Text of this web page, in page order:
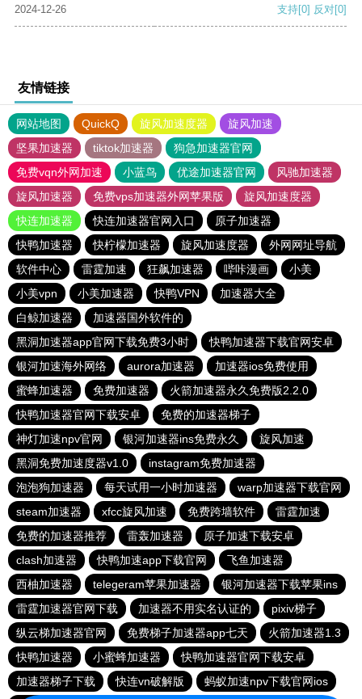
2024-12-26 支持[0] 反对[0]
友情链接
网站地图 QuickQ 旋风加速度器
旋风加速
坚果加速器
tiktok加速器
狗急加速器官网
免费vqn外网加速
小蓝鸟 优途加速器官网
风驰加速器
旋风加速器
免费vps加速器外网苹果版
旋风加速度器
快连加速器
快连加速器官网入口
原子加速器
快鸭加速器
快柠檬加速器 旋风加速度器
外网网址导航
软件中心
雷霆加速 狂飙加速器 哔咔漫画
小美
小美vpn
小美加速器 快鸭VPN
加速器大全
白鲸加速器
加速器国外软件的
黑洞加速器app官网下载免费3小时
快鸭加速器下载官网安卓
银河加速海外网络
aurora加速器
加速器ios免费使用
蜜蜂加速器
免费加速器
火箭加速器永久免费版2.2.0
快鸭加速器官网下载安卓
免费的加速器梯子
神灯加速npv官网
银河加速器ins免费永久
旋风加速
黑洞免费加速度器v1.0
instagram免费加速器
泡泡狗加速器
每天试用一小时加速器
warp加速器下载官网
steam加速器
xfcc旋风加速 免费跨墙软件
雷霆加速
免费的加速器推荐
雷轰加速器
原子加速下载安卓
clash加速器
快鸭加速app下载官网
飞鱼加速器
西柚加速器
telegeram苹果加速器
银河加速器下载苹果ins
雷霆加速器官网下载
加速器不用实名认证的
pixiv梯子
纵云梯加速器官网
免费梯子加速器app七天
火箭加速器1.3
快鸭加速器
小蜜蜂加速器
快鸭加速器官网下载安卓
加速器梯子下载
快连vn破解版 蚂蚁加速npv下载官网ios